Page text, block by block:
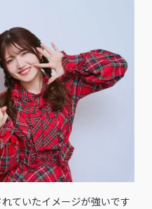
れていたイメージが強いです